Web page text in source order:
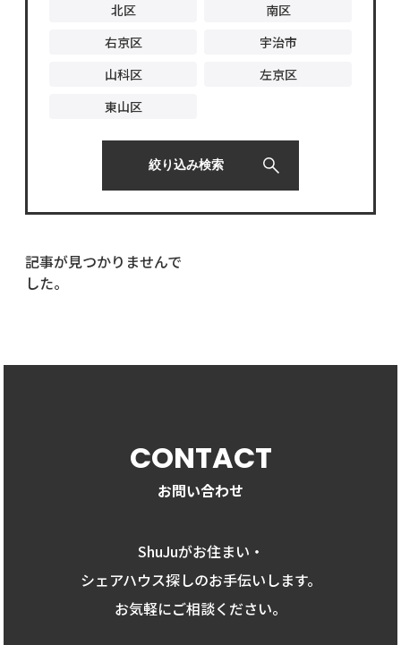
北区
南区
右京区
宇治市
山科区
左京区
東山区
絞り込み検索
記事が見つかりませんで
した。
CONTACT
お問い合わせ
ShuJuがお住まい・
シェアハウス探しのお手伝いします。
お気軽にご相談ください。